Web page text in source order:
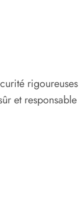
rigoureuses
et responsable